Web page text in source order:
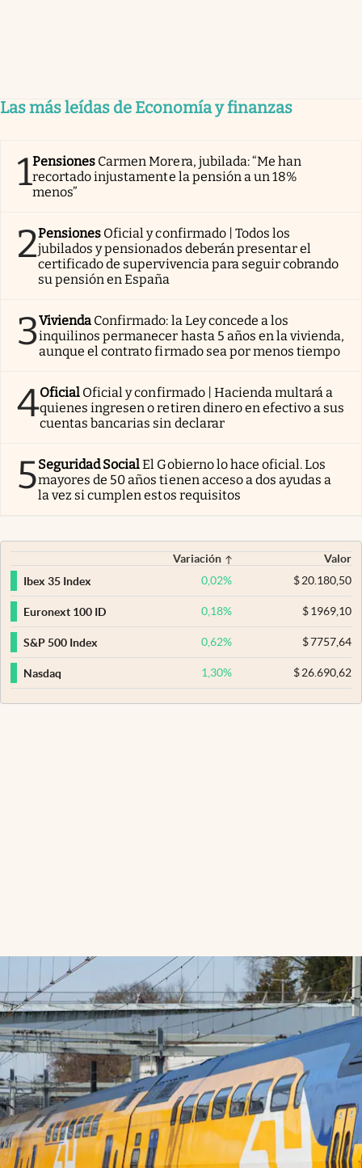
Las más leídas de Economía y finanzas
1Pensiones Carmen Morera, jubilada: “Me han
recortado injustamente la pensión a un 18%
menos”
2Pensiones Oficial y confirmado | Todos los
jubilados y pensionados deberán presentar el
certificado de supervivencia para seguir cobrando
su pensión en España
3Vivienda Confirmado: la Ley concede a los
inquilinos permanecer hasta 5 años en la vivienda,
aunque el contrato firmado sea por menos tiempo
4Oficial Oficial y confirmado | Hacienda multará a
quienes ingresen o retiren dinero en efectivo a sus
cuentas bancarias sin declarar
5Seguridad SocialEl Gobierno lo hace oficial. Los
mayores de 50 años tienen acceso a dos ayudas a
la vez si cumplen estos requisitos
Variación
Valor
Ibex 35 Index
0,02% $20.180,50
Euronext 100 ID 0,18% $1969,10
S&P 500 Index 0,62% $7757,64
Nasdaq 1,30% $26.690,62